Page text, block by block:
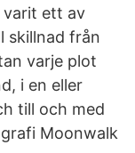
ett av
skillnad från
varje plot
i en eller
till och med
Moonwalk